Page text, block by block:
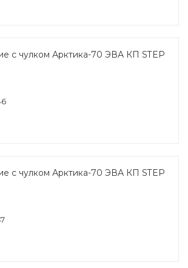
с чулком Арктика-70 ЭВА КП STEP
с чулком Арктика-70 ЭВА КП STEP